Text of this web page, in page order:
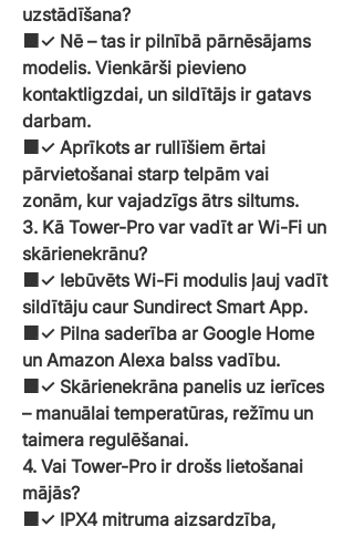
uzstādīšana?
🟧✓ Nē – tas ir pilnībā pārnēsājams
modelis. Vienkārši pievieno
kontaktligzdai, un sildītājs ir gatavs
darbam.
🟧✓ Aprīkots ar rullīšiem ērtai
pārvietošanai starp telpām vai
zonām, kur vajadzīgs ātrs siltums.
3. Kā Tower-Pro var vadīt ar Wi-Fi un
skārienekrānu?
🟧✓ Iebūvēts Wi-Fi modulis ļauj vadīt
sildītāju caur Sundirect Smart App.
🟧✓ Pilna saderība ar Google Home
un Amazon Alexa balss vadību.
🟧✓ Skārienekrāna panelis uz ierīces
– manuālai temperatūras, režīmu un
taimera regulēšanai.
4. Vai Tower-Pro ir drošs lietošanai
mājās?
🟧✓ IPX4 mitruma aizsardzība,